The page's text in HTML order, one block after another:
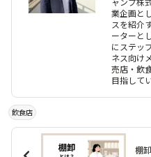
業企画と
スを紹介
ーターと
にステッ
ネス向け
売店・飲
目指して
飲食店
棚